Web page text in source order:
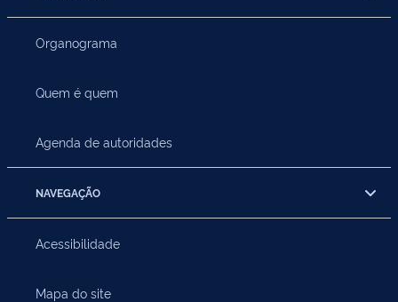
Organograma
Quem é quem
Agenda de autoridades
NAVEGAÇÃO
Acessibilidade
Mapa do site